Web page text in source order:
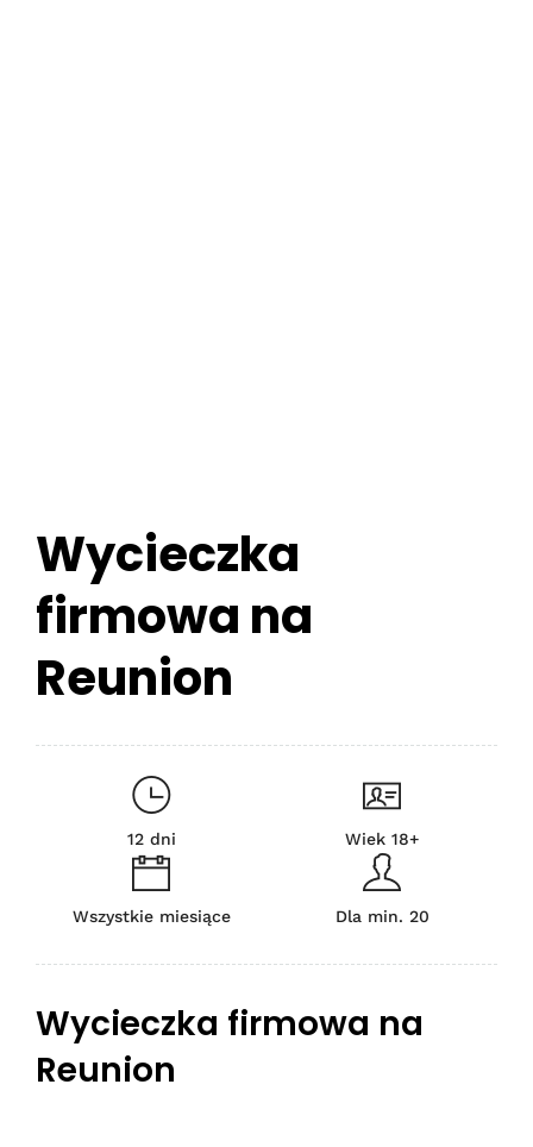
Wycieczka
firmowa na
Reunion
12 dni Wiek 18+
Wszystkie miesiące Dla min. 20
Wycieczka firmowa na
Reunion